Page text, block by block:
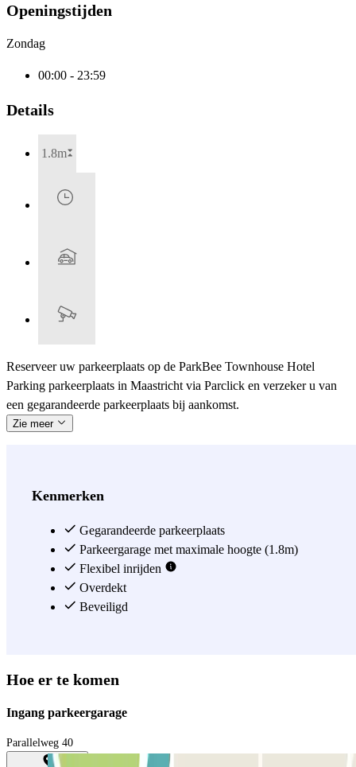
Openingstijden
Zondag
00:00 - 23:59
Details
1.8m
Reserveer uw parkeerplaats op de ParkBee Townhouse Hotel
Parking parkeerplaats in Maastricht via Parclick en verzeker u van
een gegarandeerde parkeerplaats bij aankomst.
Zie meer
Kenmerken
Gegarandeerde parkeerplaats
Parkeergarage met maximale hoogte (1.8m)
Flexibel inrijden
Overdekt
Beveiligd
Hoe er te komen
Ingang parkeergarage
Parallelweg 40